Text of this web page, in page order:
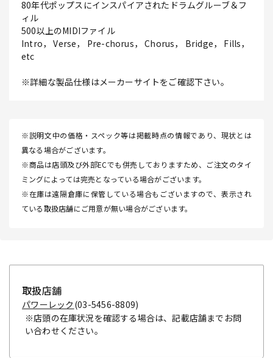
80年代ポップスにインスパイアされたドラムグルーブ＆フ
ィル
500以上のMIDIファイル
Intro， Verse， Pre-chorus， Chorus， Bridge， Fills，
etc
※詳細な製品仕様はメーカーサイトをご確認下さい。
※説明文中の価格・スペック等は掲載時点の情報であり、現状とは
異なる場合がございます。
※商品は店頭及び外部ECでも併売しておりますため、ご注文のタイ
ミングによっては完売となっている場合がございます。
※在庫は遠隔倉庫に保管している場合もございますので、表示され
ている取扱店舗にご用意が無い場合がございます。
取扱店舗
パワーレック (03-5456-8809)
※店頭の在庫状況を確認する場合は、記載店舗までお問
い合わせください。